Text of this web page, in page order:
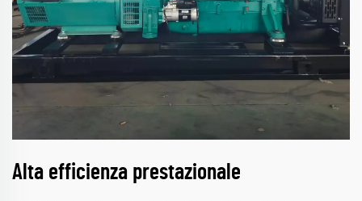
Alta efficienza prestazionale